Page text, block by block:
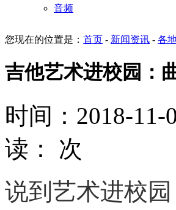
音频
您现在的位置是： 首页 - 新闻资讯 - 各
吉他艺术进校园：
时间：2018-
读： 次
说到艺术进校